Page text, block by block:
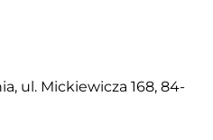
ul. Mickiewicza 168, 84-